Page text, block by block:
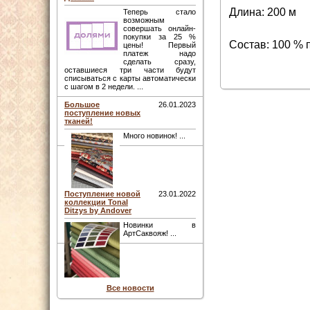
Теперь стало
возможным
совершать онлайн-
покупки за 25 %
цены! Первый
платеж надо
сделать сразу,
оставшиеся три части будут
списываться с карты автоматически
с шагом в 2 недели. ...
Большое
поступление новых
тканей!
26.01.2023
Много новинок! ...
Поступление новой
коллекции Tonal
Ditzys by Andover
23.01.2022
Новинки в
АртСаквояж! ...
Все новости
Длина: 200 м
Состав: 100 %